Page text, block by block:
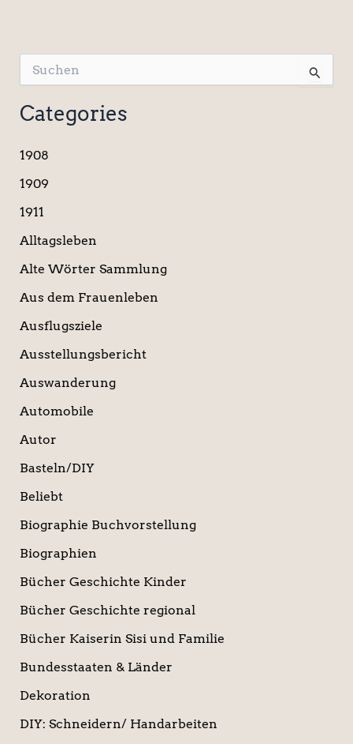
u
c
h
n
a
h
Categories
1908
1909
1911
Alltagsleben
Alte Wörter Sammlung
Aus dem Frauenleben
Ausflugsziele
Ausstellungsbericht
Auswanderung
Automobile
Autor
Basteln/DIY
Beliebt
Biographie Buchvorstellung
Biographien
Bücher Geschichte Kinder
Bücher Geschichte regional
Bücher Kaiserin Sisi und Familie
Bundesstaaten & Länder
Dekoration
DIY: Schneidern/ Handarbeiten